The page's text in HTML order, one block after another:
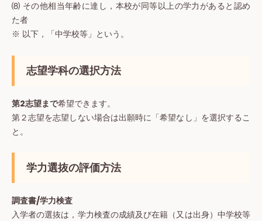
⑻ その他相当年齢に達し，本校が同等以上の学力があると認め
た者
※ 以下，「中学校等」という。
志望学科の選択方法
第2志望まで希望できます。
第２志望を志望しない場合は出願時に「希望なし」を選択するこ
と。
学力選抜の評価方法
調査書/学力検査
入学者の選抜は，学力検査の成績及び在籍（又は出身）中学校等